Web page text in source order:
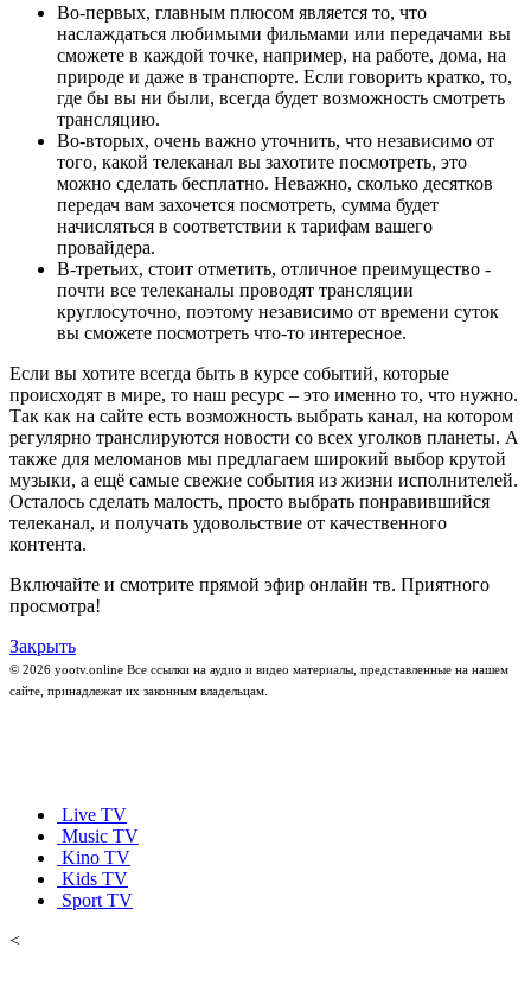
Во-первых, главным плюсом является то, что
наслаждаться любимыми фильмами или передачами вы
сможете в каждой точке, например, на работе, дома, на
природе и даже в транспорте. Если говорить кратко, то,
где бы вы ни были, всегда будет возможность смотреть
трансляцию.
Во-вторых, очень важно уточнить, что независимо от
того, какой телеканал вы захотите посмотреть, это
можно сделать бесплатно. Неважно, сколько десятков
передач вам захочется посмотреть, сумма будет
начисляться в соответствии к тарифам вашего
провайдера.
В-третьих, стоит отметить, отличное преимущество -
почти все телеканалы проводят трансляции
круглосуточно, поэтому независимо от времени суток
вы сможете посмотреть что-то интересное.
Если вы хотите всегда быть в курсе событий, которые
происходят в мире, то наш ресурс – это именно то, что нужно.
Так как на сайте есть возможность выбрать канал, на котором
регулярно транслируются новости со всех уголков планеты. А
также для меломанов мы предлагаем широкий выбор крутой
музыки, а ещё самые свежие события из жизни исполнителей.
Осталось сделать малость, просто выбрать понравившийся
телеканал, и получать удовольствие от качественного
контента.
Включайте и смотрите прямой эфир онлайн тв. Приятного
просмотра!
Закрыть
© 2026 yootv.online Все ссылки на аудио и видео материалы, представленные на нашем
сайте, принадлежат их законным владельцам.
Live TV
Music TV
Kino TV
Kids TV
Sport TV
<